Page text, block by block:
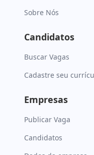
Sobre Nós
Candidatos
Buscar Vagas
Cadastre seu
Empresas
Publicar Vaga
Candidatos